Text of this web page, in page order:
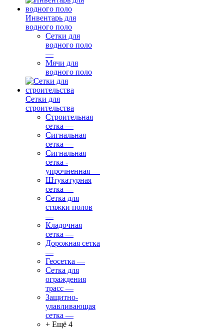
Инвентарь для
водного поло
Сетки для
водного поло
—
Мячи для
водного поло
Сетки для
строительства
Строительная
сетка —
Сигнальная
сетка —
Сигнальная
сетка -
упрочненная —
Штукатурная
сетка —
Сетка для
стяжки полов
—
Кладочная
сетка —
Дорожная сетка
—
Геосетка —
Сетка для
ограждения
трасс —
Защитно-
улавливающая
сетка —
+ Ещё 4